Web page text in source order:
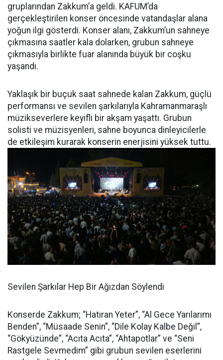
gruplarından Zakkum’a geldi. KAFUM’da
gerçekleştirilen konser öncesinde vatandaşlar alana
yoğun ilgi gösterdi. Konser alanı, Zakkum’un sahneye
çıkmasına saatler kala dolarken, grubun sahneye
çıkmasıyla birlikte fuar alanında büyük bir coşku
yaşandı.
Yaklaşık bir buçuk saat sahnede kalan Zakkum, güçlü
performansı ve sevilen şarkılarıyla Kahramanmaraşlı
müzikseverlere keyifli bir akşam yaşattı. Grubun
solisti ve müzisyenleri, sahne boyunca dinleyicilerle
de etkileşim kurarak konserin enerjisini yüksek tuttu.
Sevilen Şarkılar Hep Bir Ağızdan Söylendi
Konserde Zakkum; “Hatıran Yeter”, “Al Gece Yarılarımı
Benden”, “Müsaade Senin”, “Dile Kolay Kalbe Değil”,
“Gökyüzünde”, “Acıta Acıta”, “Ahtapotlar” ve “Seni
Rastgele Sevmedim” gibi grubun sevilen eserlerini